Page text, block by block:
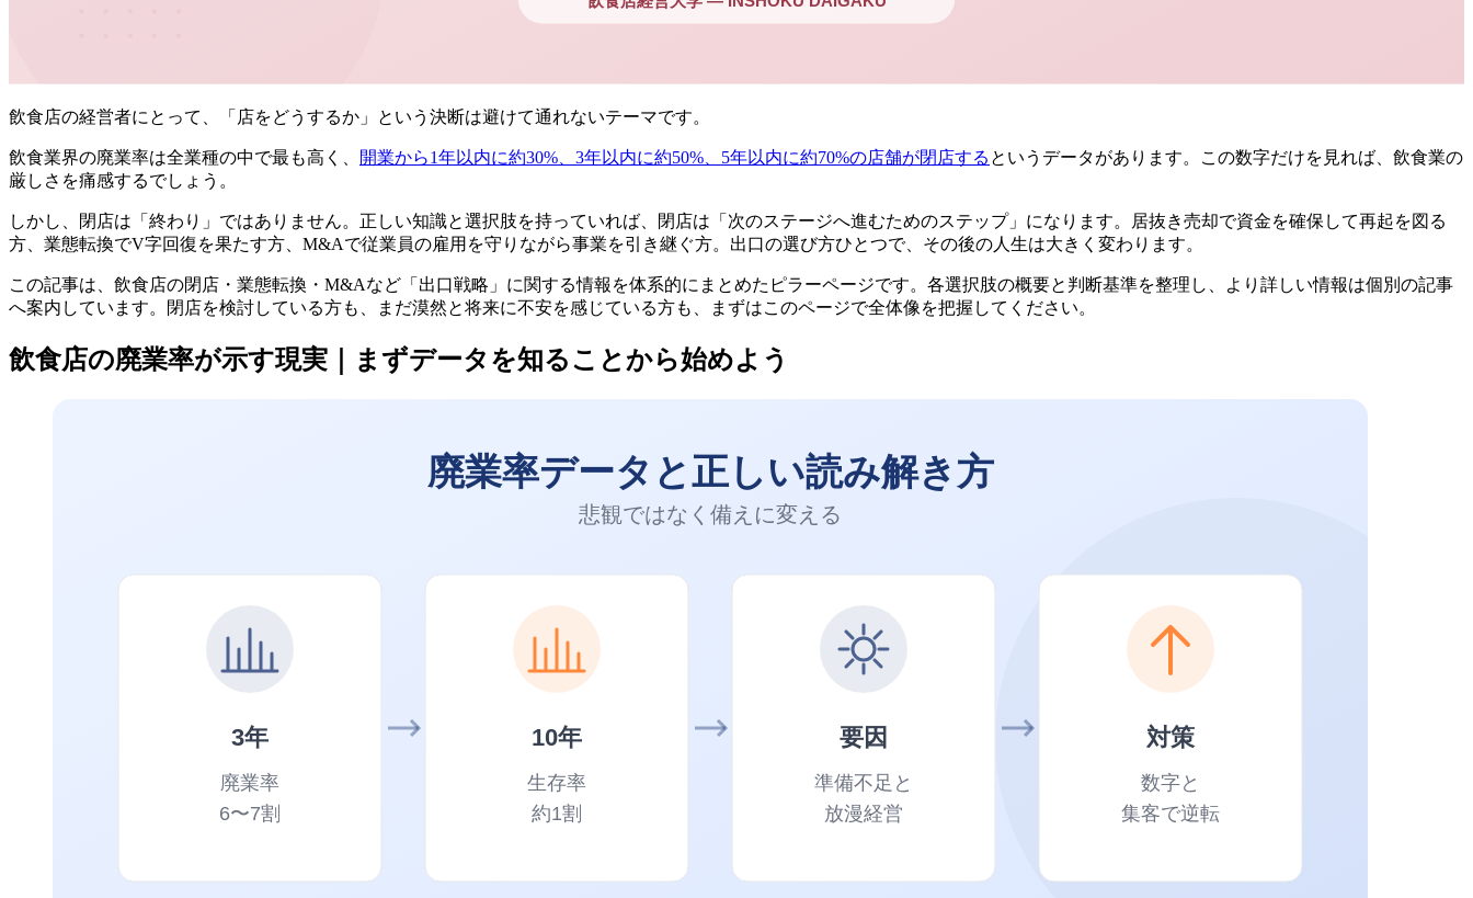
飲食店の経営者にとって、「店をどうするか」という決断は避けて通れないテーマです。
飲食業界の廃業率は全業種の中で最も高く、 開業から1年以内に約30%、3年以内に約50%、5年以内に約70%の店舗が閉店する というデータがあります。この数字だけを見れば、飲食業の
厳しさを痛感するでしょう。
しかし、閉店は「終わり」ではありません。正しい知識と選択肢を持っていれば、閉店は「次のステージへ進むためのステップ」になります。居抜き売却で資金を確保して再起を図る
方、業態転換でV字回復を果たす方、M&Aで従業員の雇用を守りながら事業を引き継ぐ方。出口の選び方ひとつで、その後の人生は大きく変わります。
この記事は、飲食店の閉店・業態転換・M&Aなど「出口戦略」に関する情報を体系的にまとめたピラーページです。各選択肢の概要と判断基準を整理し、より詳しい情報は個別の記事
へ案内しています。閉店を検討している方も、まだ漠然と将来に不安を感じている方も、まずはこのページで全体像を把握してください。
飲食店の廃業率が示す現実｜まずデータを知ることから始めよう